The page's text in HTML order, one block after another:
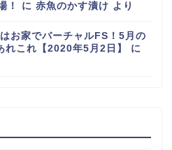
！
に 赤魚のかす漬け より
お家でバーチャルFS！5月の
れこれ【2020年5月2日】
に